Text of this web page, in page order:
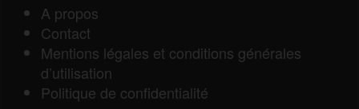
A propos
Contact
Mentions légales et conditions générales
d’utilisation
Politique de confidentialité